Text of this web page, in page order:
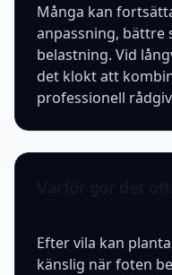
Många kan
anpassning, bättre
belastning. Vid
det klokt att
professionell
Efter vila kan
känslig när foten